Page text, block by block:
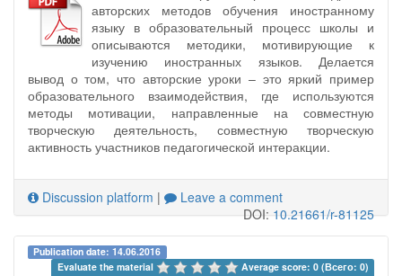
авторских методов обучения иностранному
языку в образовательный процесс школы и
описываются методики, мотивирующие к
изучению иностранных языков. Делается
вывод о том, что авторские уроки – это яркий пример
образовательного взаимодействия, где используются
методы мотивации, направленные на совместную
творческую деятельность, совместную творческую
активность участников педагогической интеракции.
Discussion platform |
Leave a comment
DOI:10.21661/r-81125
Publication date: 14.06.2016
Evaluate the material
Average score: 0 (Всего: 0)